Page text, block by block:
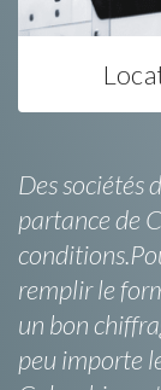
Des sociétés
partance de
remplir le
un bon
peu importe